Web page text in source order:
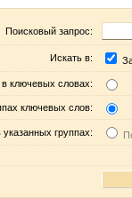
Поисковый запрос:
Искать в:
в ключевых словах:
ключевых слов:
указанных группах: